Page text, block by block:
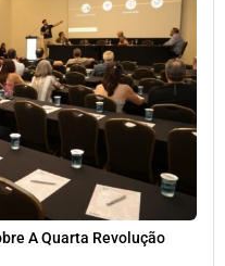
A Quarta Revolução